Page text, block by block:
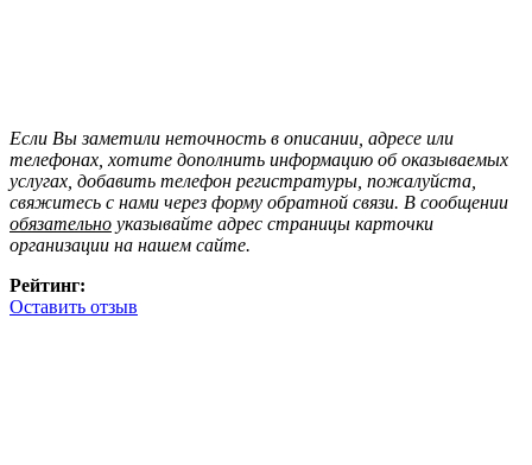
Если Вы заметили неточность в описании, адресе или
телефонах, хотите дополнить информацию об оказываемых
услугах, добавить телефон регистратуры, пожалуйста,
свяжитесь с нами через форму обратной связи. В сообщении
обязательно указывайте адрес страницы карточки
организации на нашем сайте.
Рейтинг:
Оставить отзыв